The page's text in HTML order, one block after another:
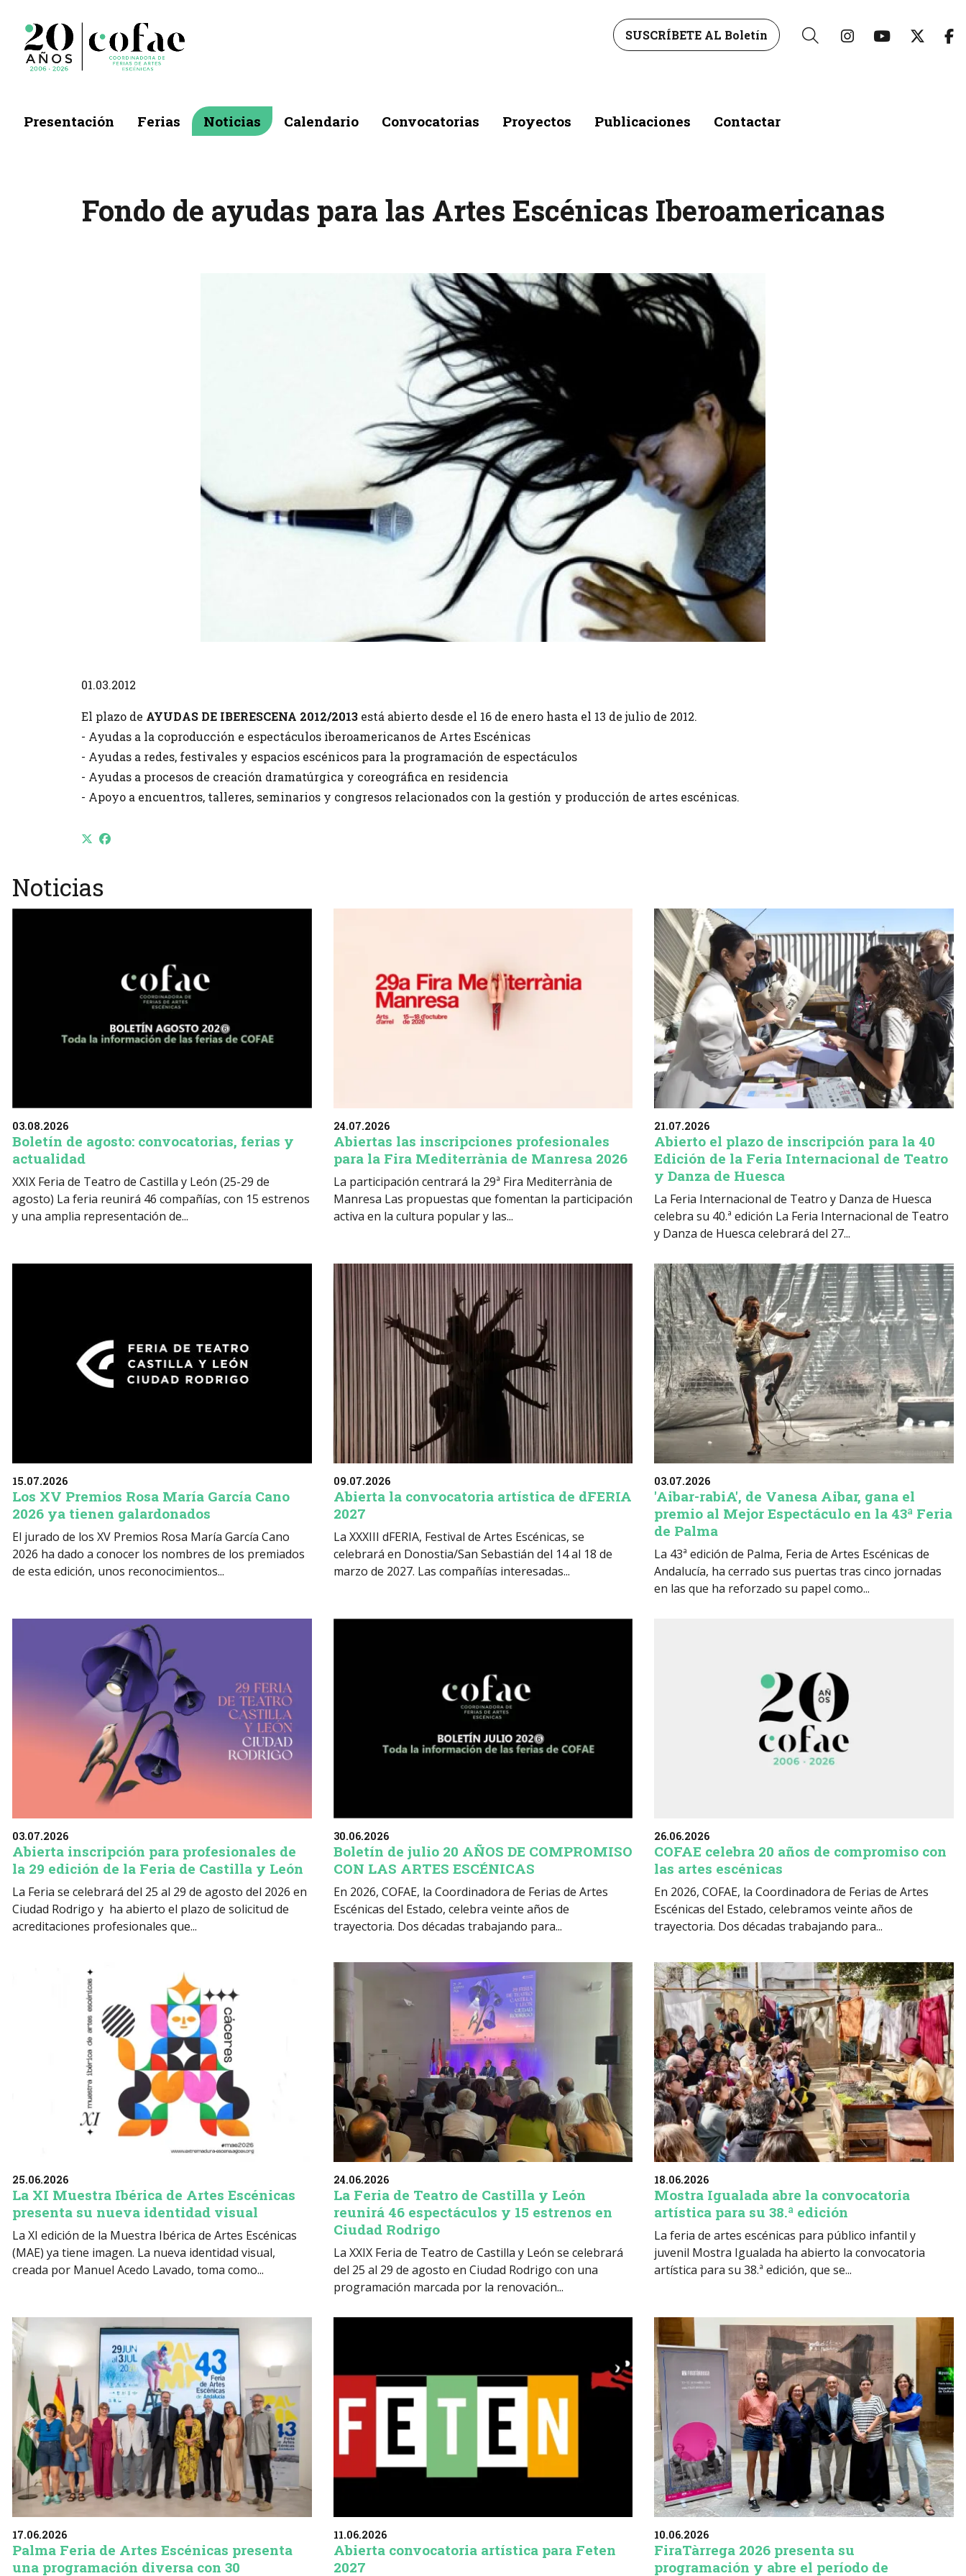
Link aLink a
SUSCRÍBETE AL Boletín
Presentación Ferias Noticias Calendario Convocatorias Proyectos Publicaciones Contactar
Fondo de ayudas para las Artes Escénicas Iberoamericanas
01.03.2012
El plazo de AYUDAS DE IBERESCENA 2012/2013 está abierto desde el 16 de enero hasta el 13 de julio de 2012.
- Ayudas a la coproducción e espectáculos iberoamericanos de Artes Escénicas
- Ayudas a redes, festivales y espacios escénicos para la programación de espectáculos
- Ayudas a procesos de creación dramatúrgica y coreográfica en residencia
- Apoyo a encuentros, talleres, seminarios y congresos relacionados con la gestión y producción de artes escénicas.
Noticias
03.08.2026
Boletín de agosto: convocatorias, ferias y
actualidad
XXIX Feria de Teatro de Castilla y León (25-29 de
agosto) La feria reunirá 46 compañías, con 15 estrenos
y una amplia representación de...
24.07.2026
Abiertas las inscripciones profesionales
para la Fira Mediterrània de Manresa 2026
La participación centrará la 29ª Fira Mediterrània de
Manresa Las propuestas que fomentan la participación
activa en la cultura popular y las...
21.07.2026
Abierto el plazo de inscripción para la 40
Edición de la Feria Internacional de Teatro
y Danza de Huesca
La Feria Internacional de Teatro y Danza de Huesca
celebra su 40.ª edición La Feria Internacional de Teatro
y Danza de Huesca celebrará del 27...
15.07.2026
Los XV Premios Rosa María García Cano
2026 ya tienen galardonados
El jurado de los XV Premios Rosa María García Cano
2026 ha dado a conocer los nombres de los premiados
de esta edición, unos reconocimientos...
09.07.2026
Abierta la convocatoria artística de dFERIA
2027
La XXXIII dFERIA, Festival de Artes Escénicas, se
celebrará en Donostia/San Sebastián del 14 al 18 de
marzo de 2027. Las compañías interesadas...
03.07.2026
'Aibar-rabiA', de Vanesa Aibar, gana el
premio al Mejor Espectáculo en la 43ª Feria
de Palma
La 43ª edición de Palma, Feria de Artes Escénicas de
Andalucía, ha cerrado sus puertas tras cinco jornadas
en las que ha reforzado su papel como...
03.07.2026
Abierta inscripción para profesionales de
la 29 edición de la Feria de Castilla y León
La Feria se celebrará del 25 al 29 de agosto del 2026 en
Ciudad Rodrigo y ha abierto el plazo de solicitud de
acreditaciones profesionales que...
30.06.2026
Boletín de julio 20 AÑOS DE COMPROMISO
CON LAS ARTES ESCÉNICAS
En 2026, COFAE, la Coordinadora de Ferias de Artes
Escénicas del Estado, celebra veinte años de
trayectoria. Dos décadas trabajando para...
26.06.2026
COFAE celebra 20 años de compromiso con
las artes escénicas
En 2026, COFAE, la Coordinadora de Ferias de Artes
Escénicas del Estado, celebramos veinte años de
trayectoria. Dos décadas trabajando para...
25.06.2026
La XI Muestra Ibérica de Artes Escénicas
presenta su nueva identidad visual
La XI edición de la Muestra Ibérica de Artes Escénicas
(MAE) ya tiene imagen. La nueva identidad visual,
creada por Manuel Acedo Lavado, toma como...
24.06.2026
La Feria de Teatro de Castilla y León
reunirá 46 espectáculos y 15 estrenos en
Ciudad Rodrigo
La XXIX Feria de Teatro de Castilla y León se celebrará
del 25 al 29 de agosto en Ciudad Rodrigo con una
programación marcada por la renovación...
18.06.2026
Mostra Igualada abre la convocatoria
artística para su 38.ª edición
La feria de artes escénicas para público infantil y
juvenil Mostra Igualada ha abierto la convocatoria
artística para su 38.ª edición, que se...
17.06.2026
Palma Feria de Artes Escénicas presenta
una programación diversa con 30
11.06.2026
Abierta convocatoria artística para Feten
2027
10.06.2026
FiraTàrrega 2026 presenta su
programación y abre el período de